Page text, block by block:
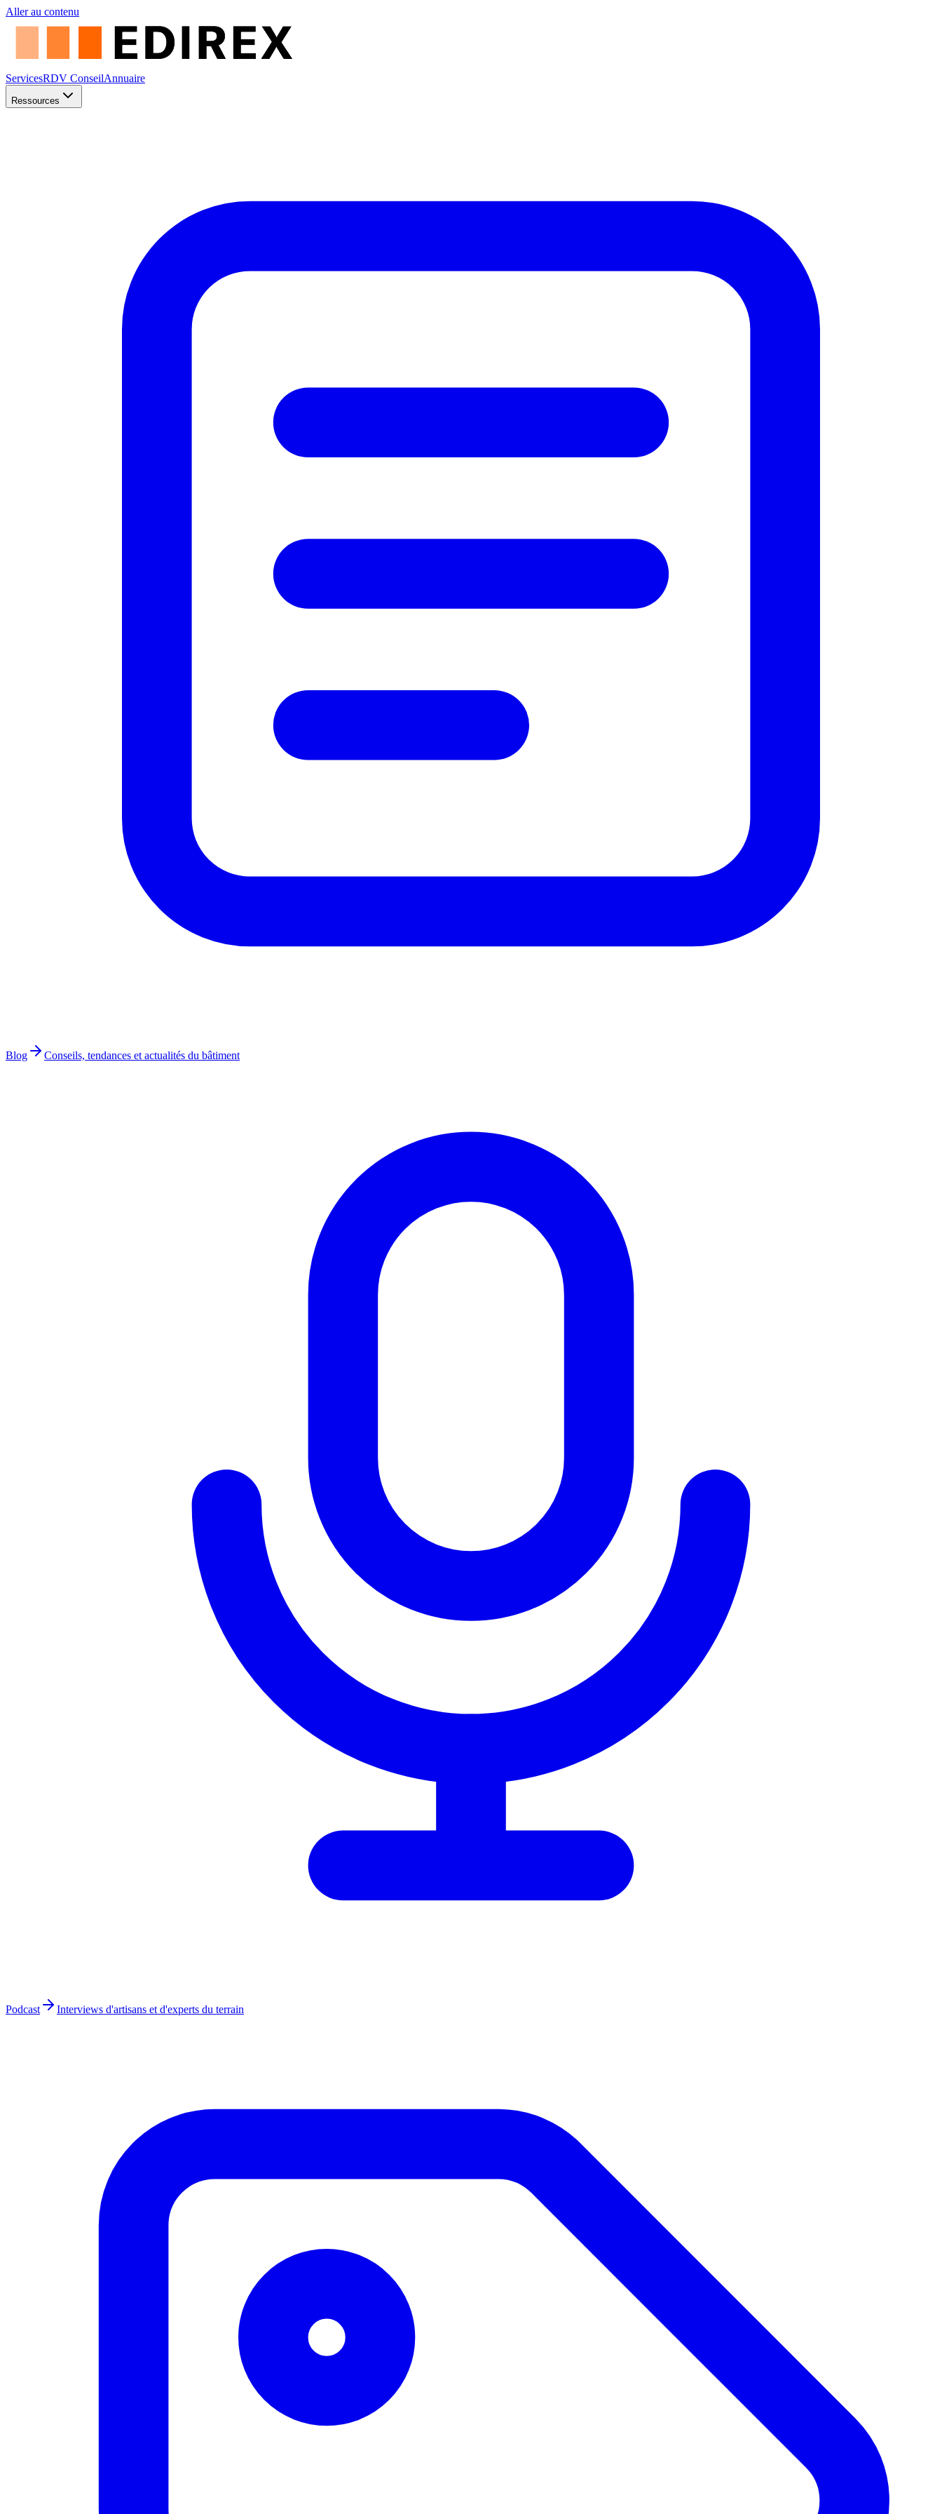
Aller au contenu
ServicesRDV ConseilAnnuaire
Ressources
Blog Conseils, tendances et actualités du bâtiment
Podcast Interviews d'artisans et d'experts du terrain